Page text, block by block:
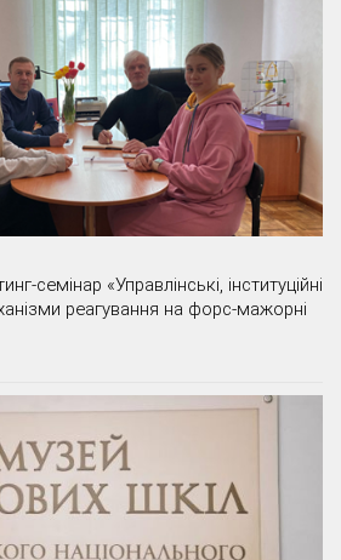
семінар «Управлінські, інституційні
реагування на форс-мажорні